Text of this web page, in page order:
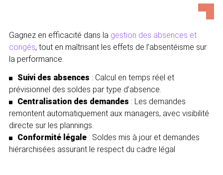
Gagnez en efficacité dans la gestion des absences et
congés, tout en maîtrisant les effets de l’absentéisme sur
la performance.
Suivi des absences : Calcul en temps réel et
prévisionnel des soldes par type d’absence.
Centralisation des demandes : Les demandes
remontent automatiquement aux managers, avec visibilité
directe sur les plannings.
Conformité légale : Soldes mis à jour et demandes
hiérarchisées assurant le respect du cadre légal